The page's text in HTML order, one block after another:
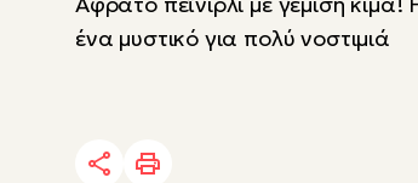
ένα μυστικό για πολύ νοστιμιά